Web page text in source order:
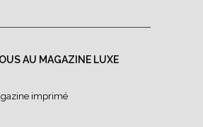
AU MAGAZINE LUXE
imprimé